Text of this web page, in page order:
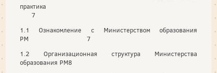
практика
7
1.1 Ознакомление с Министерством образования
РМ 7
1.2 Организационная структура Министерства
образования РМ8